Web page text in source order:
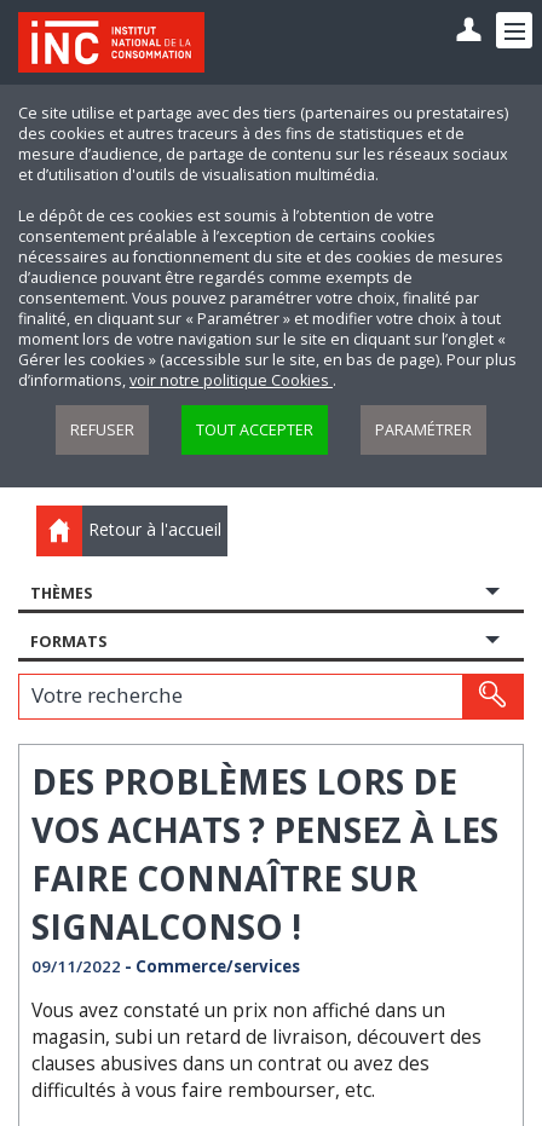
Ce site utilise et partage avec des tiers (partenaires ou prestataires)
des cookies et autres traceurs à des fins de statistiques et de
mesure d’audience, de partage de contenu sur les réseaux sociaux
et d’utilisation d'outils de visualisation multimédia.
Le dépôt de ces cookies est soumis à l’obtention de votre
consentement préalable à l’exception de certains cookies
nécessaires au fonctionnement du site et des cookies de mesures
d’audience pouvant être regardés comme exempts de
consentement. Vous pouvez paramétrer votre choix, finalité par
finalité, en cliquant sur « Paramétrer » et modifier votre choix à tout
moment lors de votre navigation sur le site en cliquant sur l’onglet «
Gérer les cookies » (accessible sur le site, en bas de page). Pour plus
d’informations,voir notre politique Cookies .
REFUSER TOUT ACCEPTER PARAMÉTRER
Retour à l'accueil
THÈMES
FORMATS
Votre recherche
DES PROBLÈMES LORS DE
VOS ACHATS ? PENSEZ À LES
FAIRE CONNAÎTRE SUR
SIGNALCONSO !
09/11/2022 - Commerce/services
Vous avez constaté un prix non affiché dans un
magasin, subi un retard de livraison, découvert des
clauses abusives dans un contrat ou avez des
difficultés à vous faire rembourser, etc.